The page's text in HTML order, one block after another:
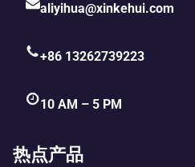
aliyihua@xinkehui.com
+86 13262739223
10 AM – 5 PM
热点产品